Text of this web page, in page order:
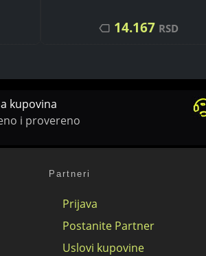
14.167 RSD
kupovina
i provereno
Partneri
Prijava
Postanite Partner
Uslovi kupovine